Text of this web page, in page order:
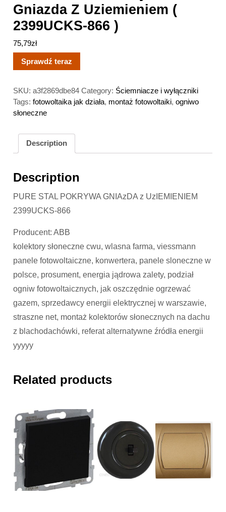
Gniazda Z Uziemieniem (
2399UCKS-866 )
75,79zł
Sprawdź teraz
SKU:a3f2869dbe84 Category: Ściemniacze i wyłączniki
Tags:fotowoltaika jak działa, montaż fotowoltaiki,ogniwo
słoneczne
Description
Description
PURE STAL POKRYWA GNIAzDA z UzIEMIENIEM
2399UCKS-866
Producent: ABB
kolektory słoneczne cwu, wlasna farma, viessmann
panele fotowoltaiczne, konwertera, panele sloneczne w
polsce, prosument, energia jądrowa zalety, podział
ogniw fotowoltaicznych, jak oszczędnie ogrzewać
gazem, sprzedawcy energii elektrycznej w warszawie,
straszne net, montaż kolektorów słonecznych na dachu
z blachodachówki, referat alternatywne źródła energii
yyyyy
Related products